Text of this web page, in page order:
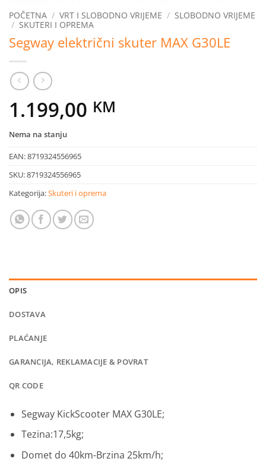
POČETNA / VRT I SLOBODNO VRIJEME / SLOBODNO VRIJEME
/ SKUTERI I OPREMA
Segway električni skuter MAX G30LE
1.199,00 KM
Nema na stanju
EAN:8719324556965
SKU:8719324556965
Kategorija:Skuteri i oprema
OPIS
DOSTAVA
PLAĆANJE
GARANCIJA, REKLAMACIJE & POVRAT
QR CODE
Segway KickScooter MAX G30LE;
Tezina:17,5kg;
Domet do 40km-Brzina 25km/h;